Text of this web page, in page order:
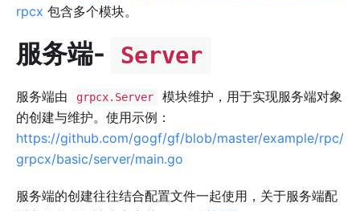
rpcx 包含多个模块。
服务端- Server
服务端由 grpcx.Server
模块维护，用于实现服务端对象
的创建与维护。使用示例：
https://github.com/gogf/gf/blob/master/example/rpc/
grpcx/basic/server/main.go
服务端的创建往往结合配置文件一起使用，关于服务端配